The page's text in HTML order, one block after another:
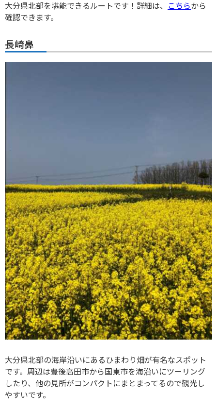
大分県北部を堪能できるルートです！詳細は、 こちらから
確認できます。
長崎鼻
大分県北部の海岸沿いにあるひまわり畑が有名なスポット
です。周辺は豊後高田市から国東市を海沿いにツーリング
したり、他の見所がコンパクトにまとまってるので観光し
やすいです。